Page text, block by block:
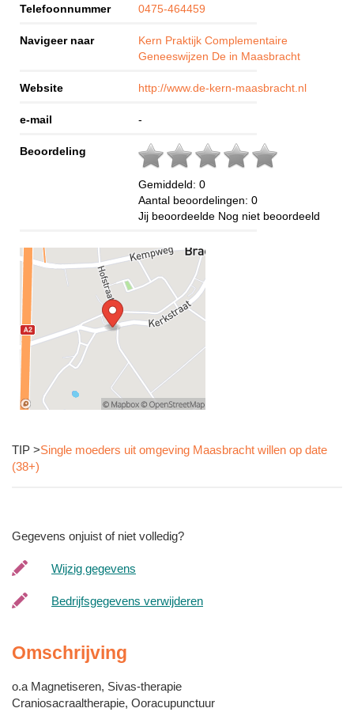
Telefoonnummer 0475-464459
Navigeer naar
Kern Praktijk Complementaire
Geneeswijzen De in Maasbracht
Website http://www.de-kern-maasbracht.nl
e-mail -
Beoordeling
Gemiddeld: 0
Aantal beoordelingen: 0
Jij beoordeelde Nog niet beoordeeld
TIP >Single moeders uit omgeving Maasbracht willen op date
(38+)
Gegevens onjuist of niet volledig?
Wijzig gegevens
Bedrijfsgegevens verwijderen
Omschrijving
o.a Magnetiseren, Sivas-therapie
Craniosacraaltherapie, Ooracupunctuur